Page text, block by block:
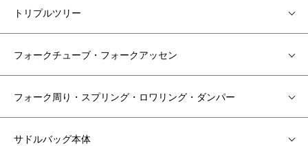
トリプルツリー
フォークチューブ・フォークアッセン
フォーク周り・スプリング・ロワリング・ダンパー
サドルバッグ本体